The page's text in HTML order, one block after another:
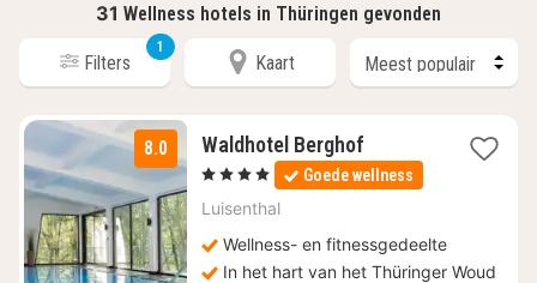
31 Wellness hotels in Thüringen gevonden
Filters
1
Kaart
8.0 Waldhotel Berghof1
nacht
vanaf
, 4 Sterren Goede wellness
Luisenthal
Wellness- en fitnessgedeelte
In het hart van het Thüringer Woud